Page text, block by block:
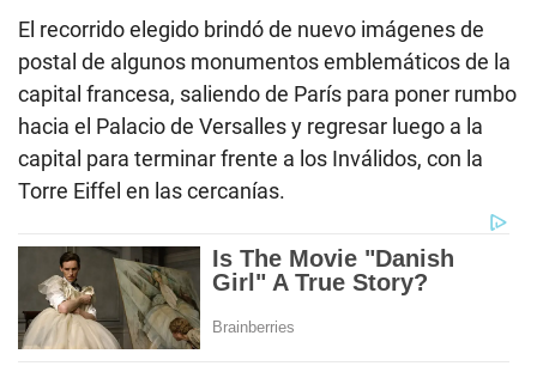
El recorrido elegido brindó de nuevo imágenes de
postal de algunos monumentos emblemáticos de la
capital francesa, saliendo de París para poner rumbo
hacia el Palacio de Versalles y regresar luego a la
capital para terminar frente a los Inválidos, con la
Torre Eiffel en las cercanías.